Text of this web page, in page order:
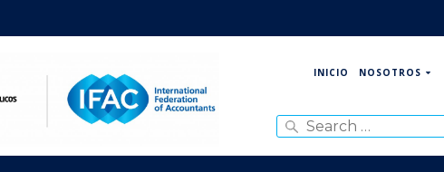
INICIO NOSOTROS
for: